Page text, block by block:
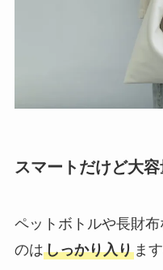
スマートだけど大
ペットボトルや長財
のはしっかり入りま